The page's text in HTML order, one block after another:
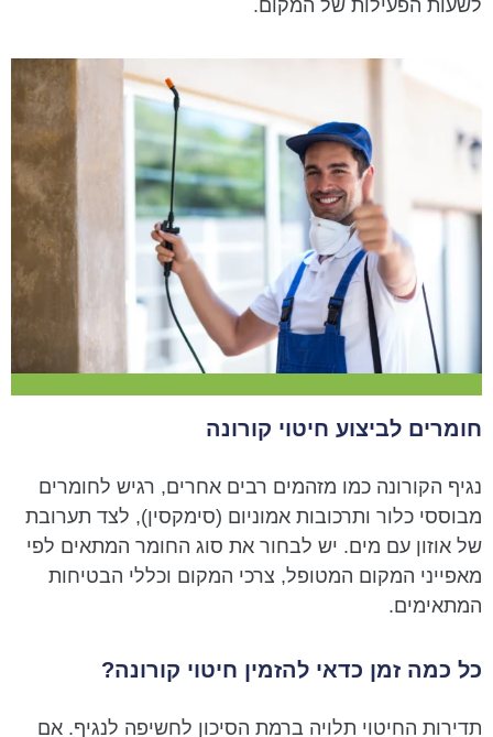
לשעות הפעילות של המקום.
חומרים לביצוע חיטוי קורונה
נגיף הקורונה כמו מזהמים רבים אחרים, רגיש לחומרים
מבוססי כלור ותרכובות אמוניום (סימקסין), לצד תערובת
של אוזון עם מים. יש לבחור את סוג החומר המתאים לפי
מאפייני המקום המטופל, צרכי המקום וכללי הבטיחות
המתאימים.
כל כמה זמן כדאי להזמין חיטוי קורונה?
תדירות החיטוי תלויה ברמת הסיכון לחשיפה לנגיף. אם